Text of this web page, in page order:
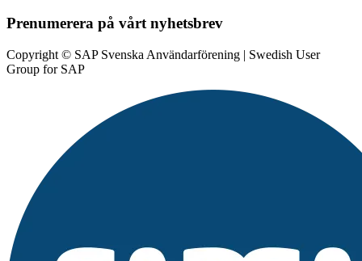
Prenumerera på vårt nyhetsbrev
Copyright © SAP Svenska Användarförening | Swedish User
Group for SAP